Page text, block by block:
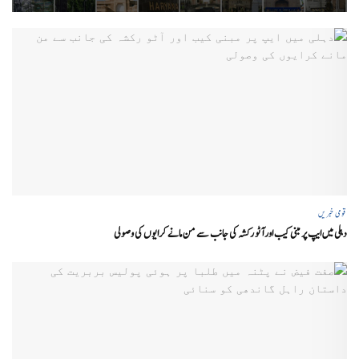
قومی خبریں
دہلی میں ایپ پر مبنی کیب اور آٹو رکشہ کی جانب سے من مانے کرایوں کی وصولی